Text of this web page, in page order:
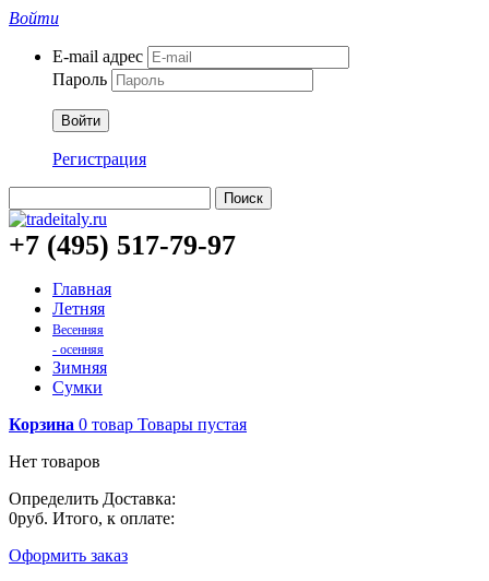
Войти
E-mail адрес
Пароль
Войти
Регистрация
Поиск
+7 (495) 517-79-97
Главная
Летняя
Весенняя
- осенняя
Зимняя
Сумки
Корзина 0 товар Товары пустая
Нет товаров
Определить Доставка:
0руб. Итого, к оплате:
Оформить заказ